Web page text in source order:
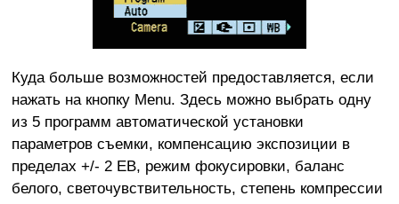
Куда больше возможностей предоставляется, если
нажать на кнопку Menu. Здесь можно выбрать одну
из 5 программ автоматической установки
параметров съемки, компенсацию экспозиции в
пределах +/- 2 ЕВ, режим фокусировки, баланс
белого, светочувствительность, степень компрессии